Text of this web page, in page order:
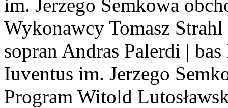
im. Jerzego Semkowa
Wykonawcy Tomasz
sopran Andras Palerdi |
Iuventus im. Jerzego
Program Witold